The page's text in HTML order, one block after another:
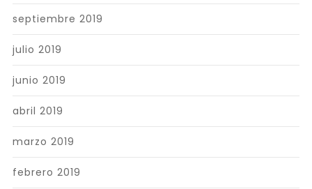
septiembre 2019
julio 2019
junio 2019
abril 2019
marzo 2019
febrero 2019